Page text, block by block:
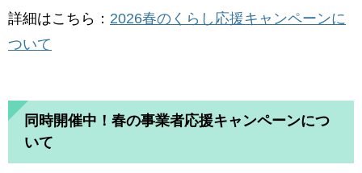
詳細はこちら： 2026春のくらし応援キャンペーンに
ついて
同時開催中！春の事業者応援キャンペーンにつ
いて